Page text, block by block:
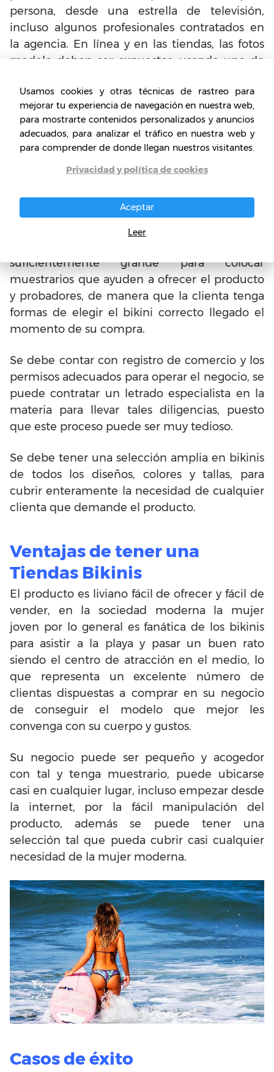
persona, desde una estrella de televisión,
incluso algunos profesionales contratados en
la agencia. En línea y en las tiendas, las fotos
modelo deben ser expuestos, usando uno de
especialmente las más jóvenes, están
fuertemente influenciadas por los medios y la
voluntad delas tiendas de bikiniscon más
anuncios.
Tiendas Bikinis
Uno de los requisitos para abrir este negocio
suficientemente grande para colocar
muestrarios que ayuden a ofrecer el producto
y probadores, de manera que la clienta tenga
formas de elegir el bikini correcto llegado el
momento de su compra.
Se debe contar con registro de comercio y los
permisos adecuados para operar el negocio, se
puede contratar un letrado especialista en la
materia para llevar tales diligencias, puesto
que este proceso puede ser muy tedioso.
Se debe tener una selección amplia en bikinis
de todos los diseños, colores y tallas, para
cubrir enteramente la necesidad de cualquier
clienta que demande el producto.
Ventajas de tener una
Tiendas Bikinis
El producto es liviano fácil de ofrecer y fácil de
vender, en la sociedad moderna la mujer
joven por lo general es fanática de los bikinis
para asistir a la playa y pasar un buen rato
siendo el centro de atracción en el medio, lo
que representa un excelente número de
clientas dispuestas a comprar en su negocio
de conseguir el modelo que mejor les
convenga con su cuerpo y gustos.
Su negocio puede ser pequeño y acogedor
con tal y tenga muestrario, puede ubicarse
casi en cualquier lugar, incluso empezar desde
la internet, por la fácil manipulación del
producto, además se puede tener una
selección tal que pueda cubrir casi cualquier
necesidad de la mujer moderna.
Casos de éxito
Usamos cookies y otras técnicas de rastreo para
mejorar tu experiencia de navegación en nuestra web,
para mostrarte contenidos personalizados y anuncios
adecuados, para analizar el tráfico en nuestra web y
para comprender de donde llegan nuestros visitantes.
Privacidad y política de cookies
Aceptar
Leer